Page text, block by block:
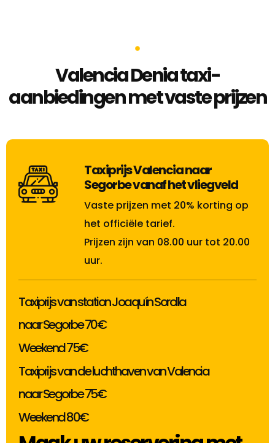
Valencia Denia taxi-
aanbiedingen met vaste prijzen
Taxiprijs Valencia naar
Segorbe vanaf het vliegveld
Vaste prijzen met 20% korting op
het officiële tarief.
Prijzen zijn van 08.00 uur tot 20.00
uur.
Taxiprijs van station Joaquín Sorolla
naar Segorbe 70€
Weekend 75€
Taxiprijs van de luchthaven van Valencia
naar Segorbe 75€
Weekend 80€